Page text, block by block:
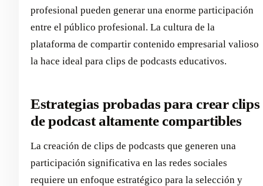
profesional pueden generar una enorme participación
entre el público profesional. La cultura de la
plataforma de compartir contenido empresarial valioso
la hace ideal para clips de podcasts educativos.
Estrategias probadas para crear clips
de podcast altamente compartibles
La creación de clips de podcasts que generen una
participación significativa en las redes sociales
requiere un enfoque estratégico para la selección y